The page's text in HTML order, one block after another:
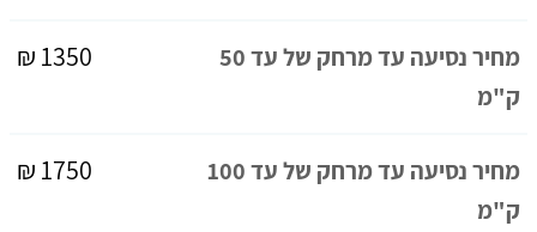
מחיר נסיעה עד מרחק של עד 50
ק"מ
1350 ₪
מחיר נסיעה עד מרחק של עד 100
ק"מ
1750 ₪